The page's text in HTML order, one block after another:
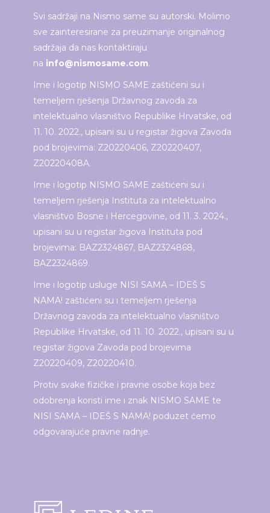
Svi sadržaji na Nismo same su autorski. Molimo
sve zainteresirane za preuzimanje originalnog
sadržaja da nas kontaktiraju
na info@nismosame.com.
Ime i logotip NISMO SAME zaštićeni su i
temeljem rješenja Državnog zavoda za
intelektualno vlasništvo Republike Hrvatske, od
11. 10. 2022., upisani su u registar žigova Zavoda
pod brojevima: Z20220406, Z20220407,
Z20220408A.
Ime i logotip NISMO SAME zaštićeni su i
temeljem rješenja Instituta za intelektualno
vlasništvo Bosne i Hercegovine, od 11. 3. 2024.,
upisani su u registar žigova Instituta pod
brojevima: BAZ2324867, BAZ2324868,
BAZ2324869.
Ime i logotip usluge NISI SAMA – IDEŠ S
NAMA! zaštićeni su i temeljem rješenja
Državnog zavoda za intelektualno vlasništvo
Republike Hrvatske, od 11. 10. 2022., upisani su u
registar žigova Zavoda pod brojevima
Z20220409, Z20220410.
Protiv svake fizičke i pravne osobe koja bez
odobrenja koristi ime i znak NISMO SAME te
NISI SAMA – IDEŠ S NAMA! poduzet ćemo
odgovarajuće pravne radnje.